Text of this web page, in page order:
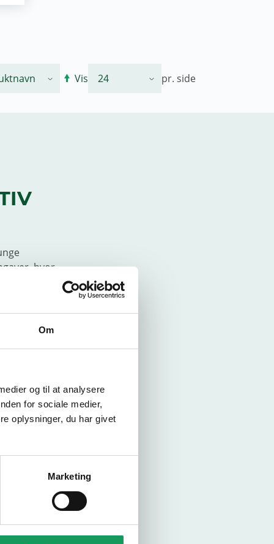
Om
og til at analysere
for sociale medier,
oplysninger, du har givet
Marketing
Vis pr. side
hvor
at stå i
hvor
friktion
kabler og